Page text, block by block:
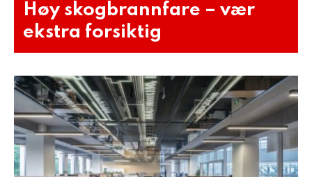
Høy skogbrannfare – vær
ekstra forsiktig